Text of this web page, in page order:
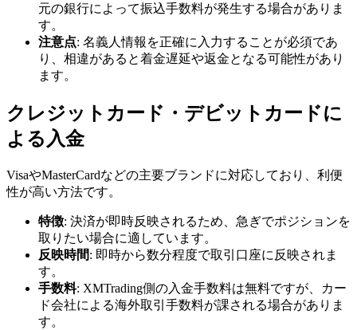
元の銀行によって振込手数料が発生する場合がありま
す。
注意点: 名義人情報を正確に入力することが必須であ
り、相違があると着金遅延や返金となる可能性があり
ます。
クレジットカード・デビットカードに
よる入金
VisaやMasterCardなどの主要ブランドに対応しており、利便
性が高い方法です。
特徴: 決済が即時反映されるため、急ぎでポジションを
取りたい場合に適しています。
反映時間: 即時から数分程度で取引口座に反映されま
す。
手数料: XMTrading側の入金手数料は無料ですが、カー
ド会社による海外取引手数料が課される場合がありま
す。